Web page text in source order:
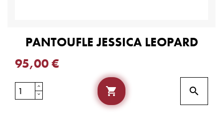
PANTOUFLE JESSICA LEOPARD
95,00 €
 